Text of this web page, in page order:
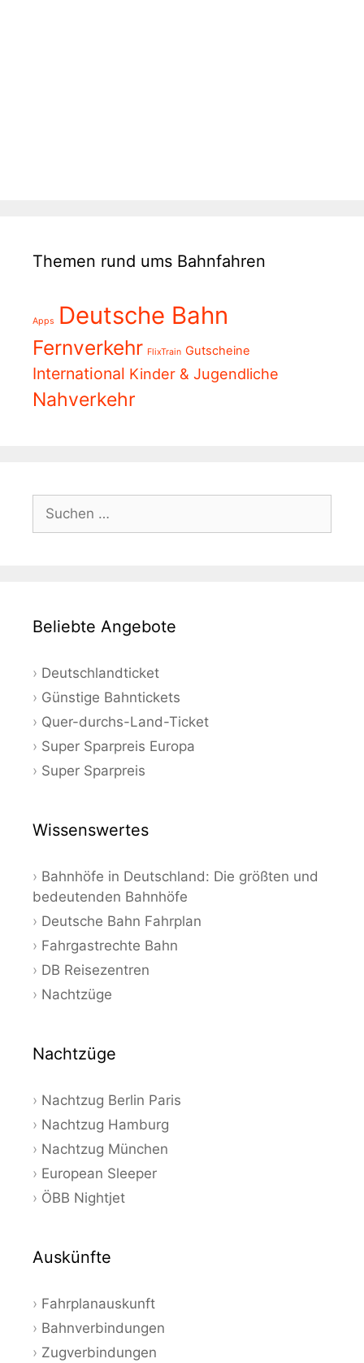
Themen rund ums Bahnfahren
Apps Deutsche Bahn
Fernverkehr FlixTrain Gutscheine
International Kinder & Jugendliche
Nahverkehr
Suchen
nach:
Beliebte Angebote
Deutschlandticket
Günstige Bahntickets
Quer-durchs-Land-Ticket
Super Sparpreis Europa
Super Sparpreis
Wissenswertes
Bahnhöfe in Deutschland: Die größten und
bedeutenden Bahnhöfe
Deutsche Bahn Fahrplan
Fahrgastrechte Bahn
DB Reisezentren
Nachtzüge
Nachtzüge
Nachtzug Berlin Paris
Nachtzug Hamburg
Nachtzug München
European Sleeper
ÖBB Nightjet
Auskünfte
Fahrplanauskunft
Bahnverbindungen
Zugverbindungen